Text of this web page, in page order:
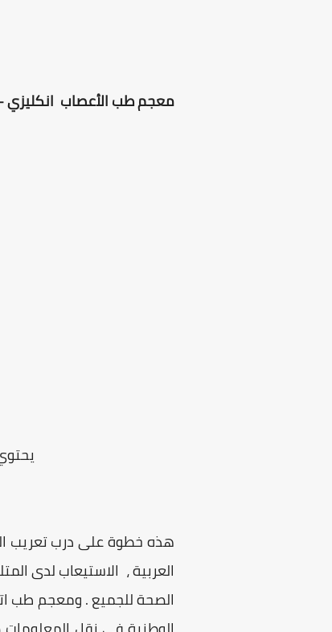
معجم طب الأعصاب انكليزي -
هذه ﺧﻄﻮة ﻋﻠﻰ درب ﺗﻌﺮﻳﺐ
العربية ، الاستيعاب ﻟﺪى
اﻟﺼﺤﺔ للجميع . وﻣﻌﺠﻢ طﺐ